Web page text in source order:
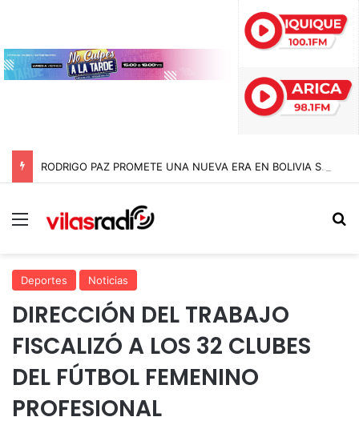
RODRIGO PAZ PROMETE UNA NUEVA ERA EN BOLIVIA SIN «JEFAZOS» Y PIDE DISCULPAS PÚBLICAS
Menú
Deportes Noticias
DIRECCIÓN DEL TRABAJO
FISCALIZÓ A LOS 32 CLUBES
DEL FÚTBOL FEMENINO
PROFESIONAL